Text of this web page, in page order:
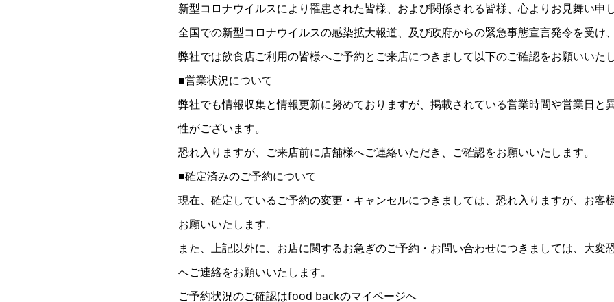
新型コロナウイルスにより罹患された皆様、および関係される皆様、心よりお見舞い申し
全国での新型コロナウイルスの感染拡大報道、及び政府からの緊急事態宣言発令を受け、
弊社では飲食店ご利用の皆様へご予約とご来店につきまして以下のご確認をお願いいた
■営業状況について
弊社でも情報収集と情報更新に努めておりますが、掲載されている営業時間や営業日と
性がございます。
恐れ入りますが、ご来店前に店舗様へご連絡いただき、ご確認をお願いいたします。
■確定済みのご予約について
現在、確定しているご予約の変更・キャンセルにつきましては、恐れ入りますが、お客
お願いいたします。
また、上記以外に、お店に関するお急ぎのご予約・お問い合わせにつきましては、大変
へご連絡をお願いいたします。
ご予約状況のご確認はfood backのマイページへ